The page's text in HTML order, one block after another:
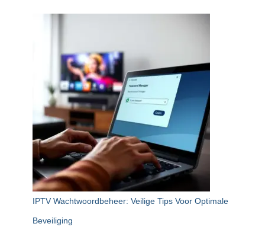
IPTV Wachtwoordbeheer: Veilige Tips Voor Optimale
Beveiliging